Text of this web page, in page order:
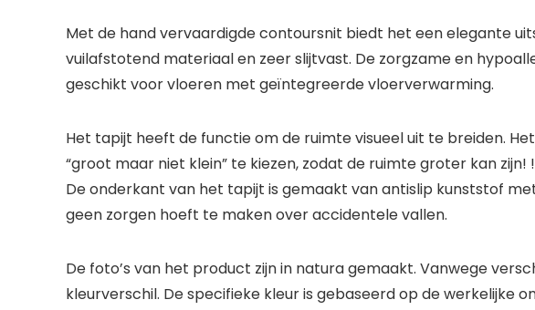
Met de hand vervaardigde contoursnit biedt het een elegante
vuilafstotend materiaal en zeer slijtvast. De zorgzame en
geschikt voor vloeren met geïntegreerde vloerverwarming.
Het tapijt heeft de functie om de ruimte visueel uit te breiden.
“groot maar niet klein” te kiezen, zodat de ruimte groter kan zijn!
De onderkant van het tapijt is gemaakt van antislip kunststof
geen zorgen hoeft te maken over accidentele vallen.
De foto’s van het product zijn in natura gemaakt. Vanwege
kleurverschil. De specifieke kleur is gebaseerd op de werkelijke